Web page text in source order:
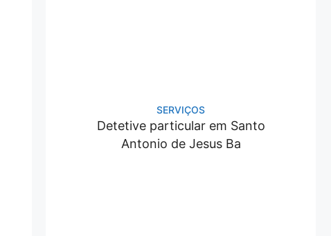
SERVIÇOS
Detetive particular em Santo
Antonio de Jesus Ba